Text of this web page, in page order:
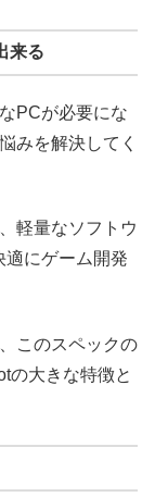
来る
PCが必要にな
みを解決してく
軽量なソフトウ
適にゲーム開発
このスペックの
の大きな特徴と